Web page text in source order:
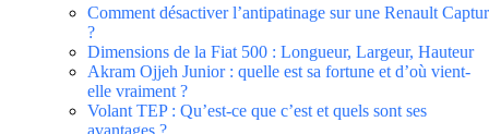
Comment désactiver l’antipatinage sur une Renault Captur
?
Dimensions de la Fiat 500 : Longueur, Largeur, Hauteur
Akram Ojjeh Junior : quelle est sa fortune et d’où vient-
elle vraiment ?
Volant TEP : Qu’est-ce que c’est et quels sont ses
avantages ?